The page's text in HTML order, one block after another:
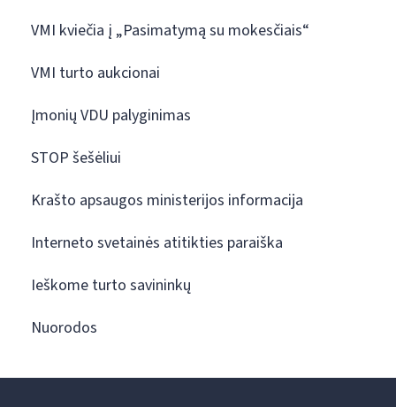
VMI kviečia į „Pasimatymą su mokesčiais“
VMI turto aukcionai
Įmonių VDU palyginimas
STOP šešėliui
Krašto apsaugos ministerijos informacija
Interneto svetainės atitikties paraiška
Ieškome turto savininkų
Nuorodos